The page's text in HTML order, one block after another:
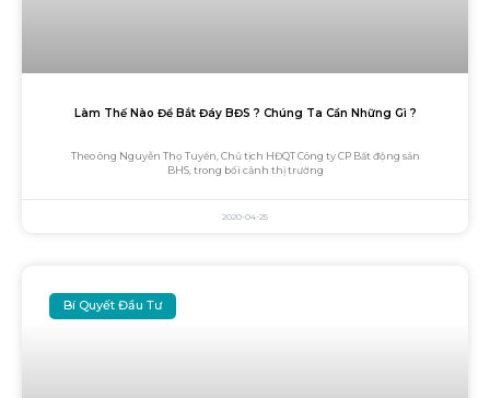
Làm Thế Nào Để Bắt Đáy BĐS ? Chúng Ta Cần Những Gì ?
Theo ông Nguyễn Thọ Tuyển, Chủ tịch HĐQT Công ty CP Bất động sản
BHS, trong bối cảnh thị trường
2020-04-25
Bí Quyết Đầu Tư